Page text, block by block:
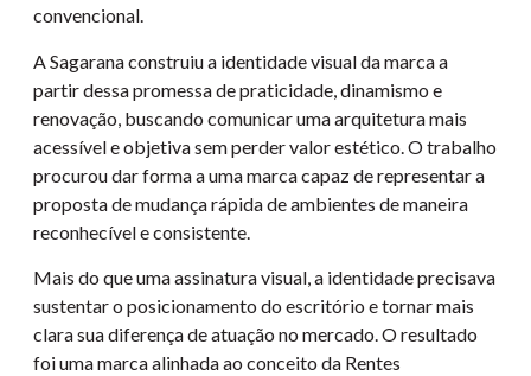
convencional.
A Sagarana construiu a identidade visual da marca a
partir dessa promessa de praticidade, dinamismo e
renovação, buscando comunicar uma arquitetura mais
acessível e objetiva sem perder valor estético. O trabalho
procurou dar forma a uma marca capaz de representar a
proposta de mudança rápida de ambientes de maneira
reconhecível e consistente.
Mais do que uma assinatura visual, a identidade precisava
sustentar o posicionamento do escritório e tornar mais
clara sua diferença de atuação no mercado. O resultado
foi uma marca alinhada ao conceito da Rentes